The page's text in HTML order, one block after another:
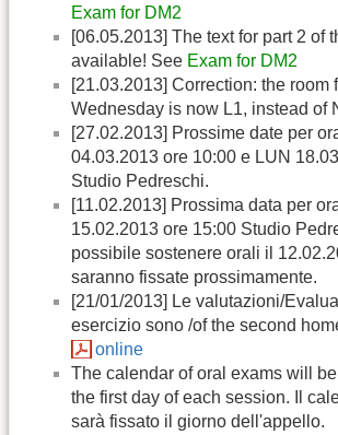
Exam for DM2
[06.05.2013] The text for part 2 of
available! See Exam for DM2
[21.03.2013] Correction: the room
Wednesday is now L1, instead of
[27.02.2013] Prossime date per
04.03.2013 ore 10:00 e LUN
Studio Pedreschi.
[11.02.2013] Prossima data per
15.02.2013 ore 15:00 Studio
possibile sostenere orali il
saranno fissate prossimamente.
[21/01/2013] Le valutazioni/
esercizio sono /of the second
online
The calendar of oral exams will
the first day of each session. Il
sarà fissato il giorno dell'appello.